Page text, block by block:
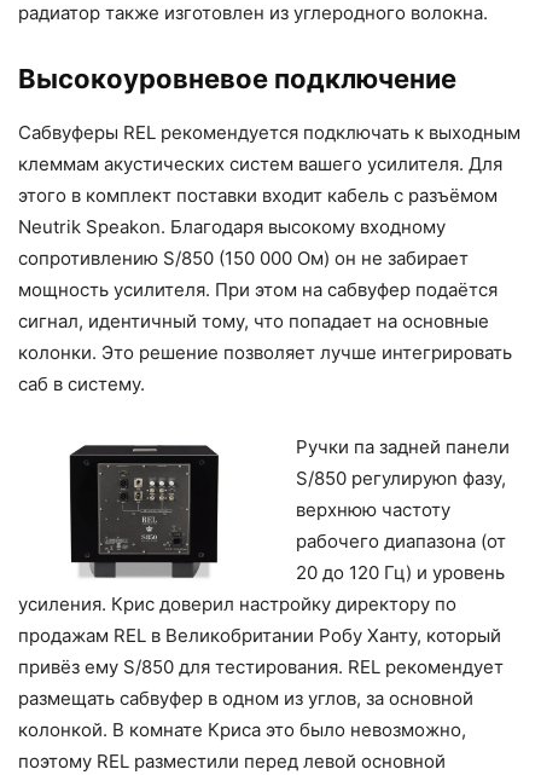
радиатор также изготовлен из углеродного волокна.
Высокоуровневое подключение
Сабвуферы REL рекомендуется подключать к выходным
клеммам акустических систем вашего усилителя. Для
этого в комплект поставки входит кабель с разъёмом
Neutrik Speakon. Благодаря высокому входному
сопротивлению S/850 (150 000 Ом) он не забирает
мощность усилителя. При этом на сабвуфер подаётся
сигнал, идентичный тому, что попадает на основные
колонки. Это решение позволяет лучше интегрировать
саб в систему.
Ручки па задней панели
S/850 регулируюn фазу,
верхнюю частоту
рабочего диапазона (от
20 до 120 Гц) и уровень
усиления. Крис доверил настройку директору по
продажам REL в Великобритании Робу Ханту, который
привёз ему S/850 для тестирования. REL рекомендует
размещать сабвуфер в одном из углов, за основной
колонкой. В комнате Криса это было невозможно,
поэтому REL разместили перед левой основной